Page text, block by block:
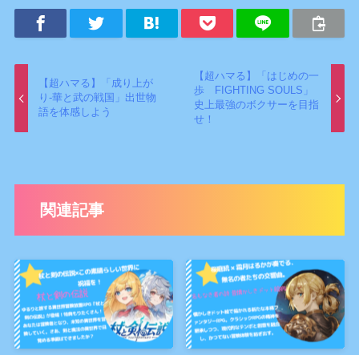
【超ハマる】「成り上が
り-華と武の戦国」出世物
語を体感しよう
【超ハマる】「はじめの一
歩 FIGHTING SOULS」
史上最強のボクサーを目指
せ！
関連記事